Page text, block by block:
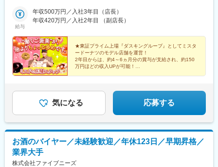
地はご希望を考慮します◎自動車通勤も可！ ※一部制限あり駐車
場は会社負担にて契約できます※本社住所／大阪府吹田市豊津町1-
と下記の勤務地一覧をご確認ください。http://www.mdfood.co.jp/
屋駅、栄町駅(愛知県)、亀島駅、南千里駅、江坂駅、東三国駅、津
久野駅、近鉄八尾駅、北巽駅、大阪駅、梅田駅(地下鉄)、新大阪
ランド駅、明石駅、別府駅(兵庫県)、西二見駅、備前西市駅、高知
駅、狸小路駅、東葉勝田台駅、京成船橋駅、京成上野駅、王子駅
前駅、近鉄名古屋駅、栄駅(愛知県)、栄生駅、東淀川駅、大阪梅田
駅(阪神線)、駒ケ林駅、神戸三宮駅(阪神)、神戸駅(兵庫県)、山陽
明石駅、豊水すすきの駅、東海神駅、稲荷町駅(東京都)、飛鳥山
(神戸市営)、高速神戸駅
給与
年収500万円／入社3年目（店長）
年収420万円／入社2年目 （副店長）
★東証プライム上場『ダスキングループ』としてミスタ
ードーナツのモデル店舗を運営！
2年目からは、約4～6ヵ月分の賞与が支給され、約150
万円ほどの収入UPが可能！
気になる 応募する
お酒のバイヤー／未経験歓迎／年休123日／早期昇格／
業界大手
株式会社ファイブニーズ